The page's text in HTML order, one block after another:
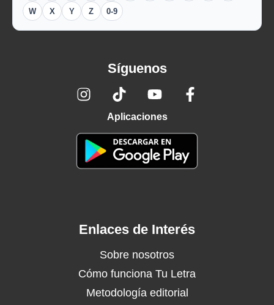
W X Y Z 0-9
Síguenos
Aplicaciones
Enlaces de Interés
Sobre nosotros
Cómo funciona Tu Letra
Metodología editorial